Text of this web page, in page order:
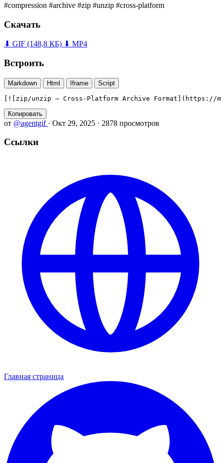
#compression #archive #zip #unzip #cross-platform
Скачать
⬇ GIF (148,8 КБ) ⬇ MP4
Встроить
Markdown Html Iframe Script
[![zip/unzip — Cross-Platform Archive Format](https://
Копировать
от @agentgif · Окт 29, 2025 · 2878 просмотров
Ссылки
Главная страница